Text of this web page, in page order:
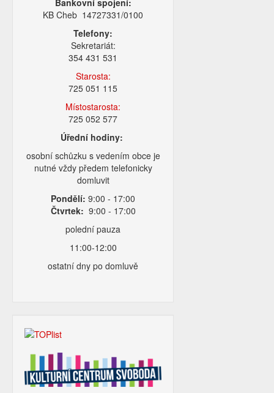
Bankovní spojení:
KB Cheb 14727331/0100
Telefony:
Sekretariát:
354 431 531
Starosta:
725 051 115
Místostarosta:
725 052 577
Úřední hodiny:
osobní schůzku s vedením obce je
nutné vždy předem telefonicky
domluvit
Pondělí: 9:00 - 17:00
Čtvrtek: 9:00 - 17:00
polední pauza
11:00-12:00
ostatní dny po domluvě